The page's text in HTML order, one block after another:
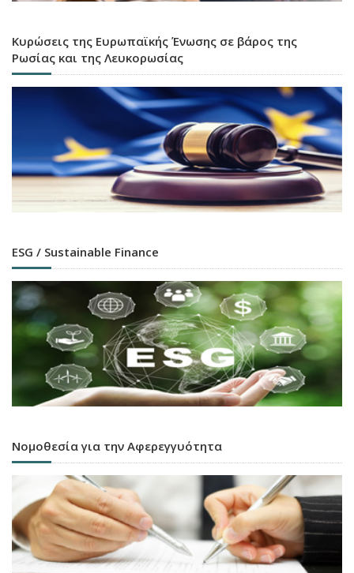
Κυρώσεις της Ευρωπαϊκής Ένωσης σε βάρος της
Ρωσίας και της Λευκορωσίας
ESG / Sustainable Finance
Νομοθεσία για την Αφερεγγυότητα